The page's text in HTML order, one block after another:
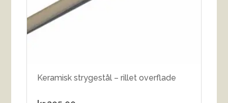
Keramisk strygestål – rillet overflade